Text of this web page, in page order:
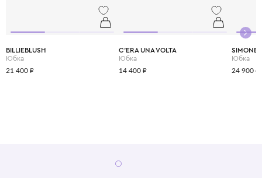
BILLIEBLUSH
Юбка
21 400 ₽
C'ERA UNA VOLTA
Юбка
14 400 ₽
Юбка
24 900 ₽